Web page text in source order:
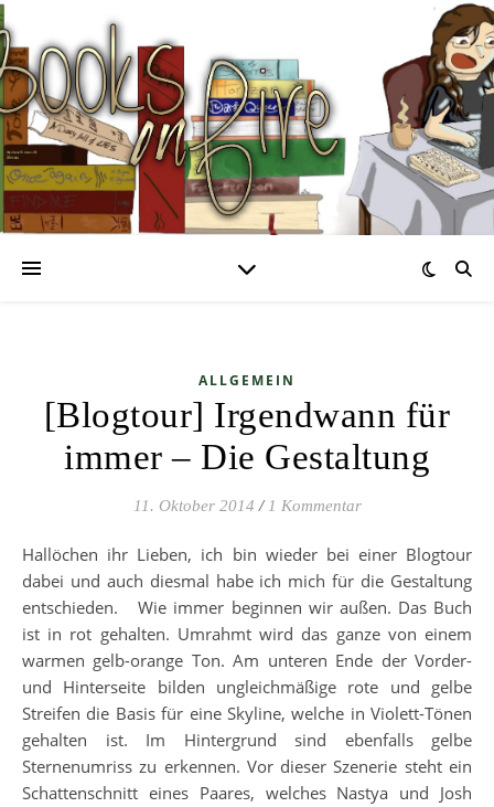
ALLGEMEIN
[Blogtour] Irgendwann für
immer – Die Gestaltung
11. Oktober 2014 / 1 Kommentar
Hallöchen ihr Lieben, ich bin wieder bei einer Blogtour
dabei und auch diesmal habe ich mich für die Gestaltung
entschieden. Wie immer beginnen wir außen. Das Buch
ist in rot gehalten. Umrahmt wird das ganze von einem
warmen gelb-orange Ton. Am unteren Ende der Vorder-
und Hinterseite bilden ungleichmäßige rote und gelbe
Streifen die Basis für eine Skyline, welche in Violett-Tönen
gehalten ist. Im Hintergrund sind ebenfalls gelbe
Sternenumriss zu erkennen. Vor dieser Szenerie steht ein
Schattenschnitt eines Paares, welches Nastya und Josh